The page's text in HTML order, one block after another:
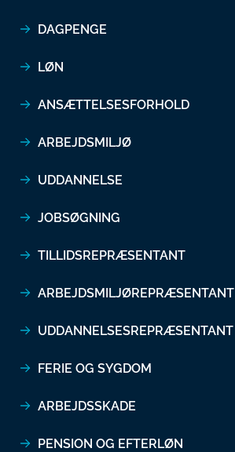
DAGPENGE
LØN
ANSÆTTELSESFORHOLD
ARBEJDSMILJØ
UDDANNELSE
JOBSØGNING
TILLIDSREPRÆSENTANT
ARBEJDSMILJØREPRÆSENTANT
UDDANNELSESREPRÆSENTANT
FERIE OG SYGDOM
ARBEJDSSKADE
PENSION OG EFTERLØN